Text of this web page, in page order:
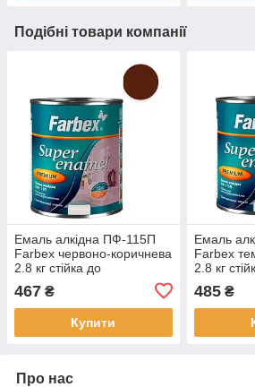
Подібні товари компанії
Емаль алкідна ПФ-115П
Farbex червоно-коричнева
2.8 кг стійка до
атмосферних впливів та
змін температур високий
ступінь блиску
467 ₴
Купити
Емаль
Farbex
2.8 кг
змін
ступінь
485₴
Про нас